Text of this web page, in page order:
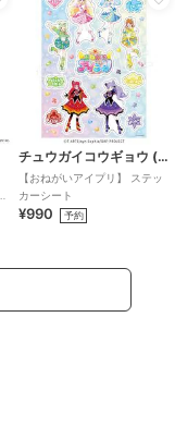
チュウガイコウギョウ (Chugai Mining)
【おねがいアイプリ】 ステッ
カーシート
¥990 予約